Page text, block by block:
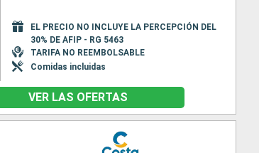
EL PRECIO NO INCLUYE LA PERCEPCIÓN DEL
30% DE AFIP - RG 5463
TARIFA NO REEMBOLSABLE
Comidas incluidas
VER LAS OFERTAS